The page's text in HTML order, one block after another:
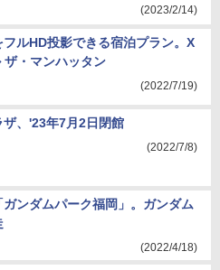
(2023/2/14)
フルHD投影できる宿泊プラン。X
ザ・マンハッタン
(2022/7/19)
ザ、'23年7月2日閉館
(2022/7/8)
ンダムパーク福岡」。ガンダム
(2022/4/18)